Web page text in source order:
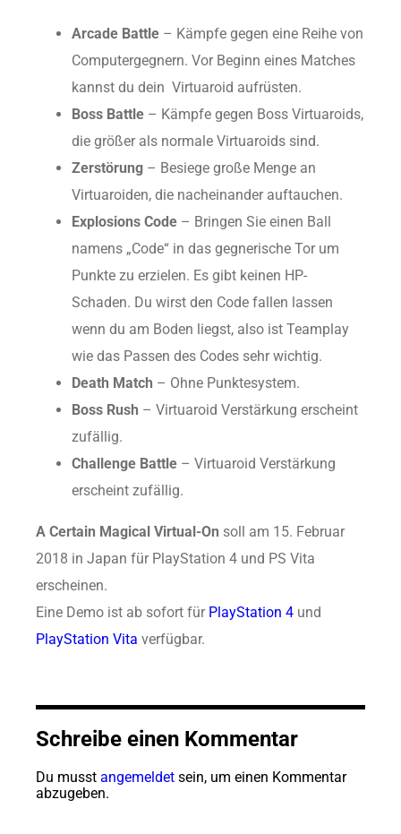
Arcade Battle – Kämpfe gegen eine Reihe von
Computergegnern. Vor Beginn eines Matches
kannst du dein Virtuaroid aufrüsten.
Boss Battle – Kämpfe gegen Boss Virtuaroids,
die größer als normale Virtuaroids sind.
Zerstörung – Besiege große Menge an
Virtuaroiden, die nacheinander auftauchen.
Explosions Code – Bringen Sie einen Ball
namens „Code“ in das gegnerische Tor um
Punkte zu erzielen. Es gibt keinen HP-
Schaden. Du wirst den Code fallen lassen
wenn du am Boden liegst, also ist Teamplay
wie das Passen des Codes sehr wichtig.
Death Match – Ohne Punktesystem.
Boss Rush – Virtuaroid Verstärkung erscheint
zufällig.
Challenge Battle – Virtuaroid Verstärkung
erscheint zufällig.
A Certain Magical Virtual-On soll am 15. Februar
2018 in Japan für PlayStation 4 und PS Vita
erscheinen.
Eine Demo ist ab sofort für PlayStation 4 und
PlayStation Vita verfügbar.
Schreibe einen Kommentar
Du musst angemeldet sein, um einen Kommentar
abzugeben.